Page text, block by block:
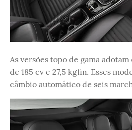
As versões topo de gama
de 185 cv e 27,5 kgfm. Esses
câmbio automático de seis